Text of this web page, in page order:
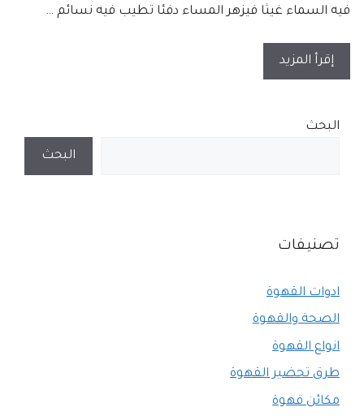
فيه السماء غيثا فيزهر المساء دفئا تطيب فيه نسائم …
إقرأ المزيد
البحث
البحث
تصنيفات
ادوات القهوة
الصحة والقهوة
انواع القهوة
طرق تحضير القهوة
مكائن قهوة